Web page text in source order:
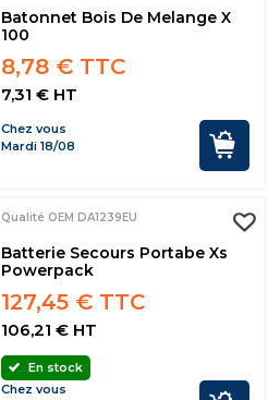
Batonnet Bois De Melange X
100
8,78 € TTC
7,31 € HT
Chez vous
Mardi 18/08
Qualité OEM DA1239EU
Batterie Secours Portabe Xs
Powerpack
127,45 € TTC
106,21 € HT
En stock
Chez vous